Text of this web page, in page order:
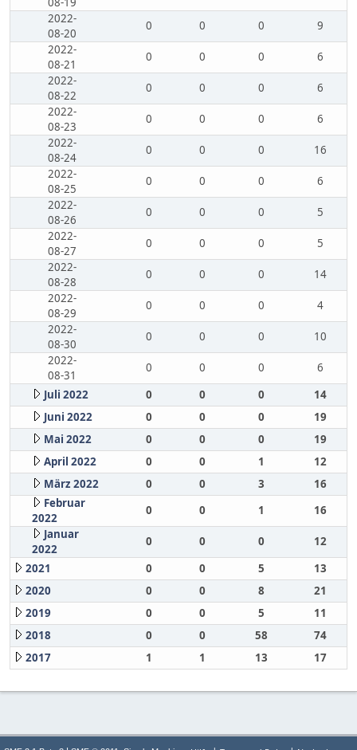
2022-
08-20
0 0 0
9
2022-
08-21
0 0 0
6
2022-
08-22
0 0 0
6
2022-
08-23
0 0 0
6
2022-
08-24
0 0 0
16
2022-
08-25
0 0 0
6
2022-
08-26
0 0 0
5
2022-
08-27
0 0 0
5
2022-
08-28
0 0 0
14
2022-
08-29
0 0 0
4
2022-
08-30
0 0 0
10
2022-
08-31
0 0 0
6
Juli 2022
0 0 0
14
Juni 2022
0 0 0
19
Mai 2022
0 0 0
19
April 2022
0 0 1
12
März 2022
0 0 3
16
Februar
2022
0 0 1
16
Januar
2022
0 0 0
12
2021
0 0 5
13
2020
0 0 8
21
2019
0 0 5
11
2018
0 0 58
74
2017
1 1 13 17